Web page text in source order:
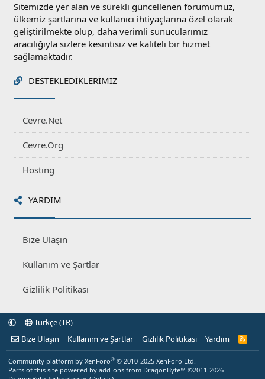
Sitemizde yer alan ve sürekli güncellenen forumumuz,
ülkemiz şartlarına ve kullanıcı ihtiyaçlarına özel olarak
geliştirilmekte olup, daha verimli sunucularımız
aracılığıyla sizlere kesintisiz ve kaliteli bir hizmet
sağlamaktadır.
DESTEKLEDIKLERIMIZ
Cevre.Net
Cevre.Org
Hosting
YARDIM
Bize Ulaşın
Kullanım ve Şartlar
Gizlilik Politikası
Türkçe (TR)
Bize Ulaşın
Kullanım ve Şartlar Gizlilik Politikası Yardım
R
Community platform by XenForo® © 2010-2025 XenForo Ltd.
Parts of this site powered by add-ons from DragonByte™ ©2011-2026